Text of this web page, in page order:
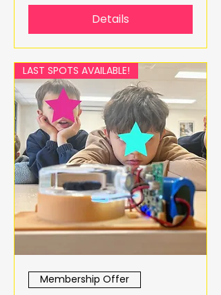
Details
LAST SPOTS AVAILABLE!
Membership Offer